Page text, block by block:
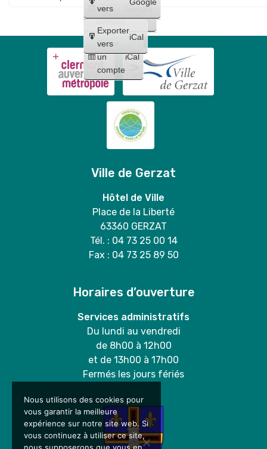
un
compte
Google
Créer
un
compte
iCal
vers
Exporter
vers
iCal
Ville de Gerzat
Hôtel de Ville
Place de la Liberté
63360 GERZAT
Tél. : 04 73 25 00 14
Fax : 04 73 25 89 50
Horaires d’ouverture
Services administratifs
Du lundi au vendredi
de 8h00 à 12h00
et de 13h00 à 17h00
Fermés les jours fériés
Nous utilisons des cookies pour
vous garantir la meilleure
expérience sur notre site web. Si
vous continuez à utiliser ce site,